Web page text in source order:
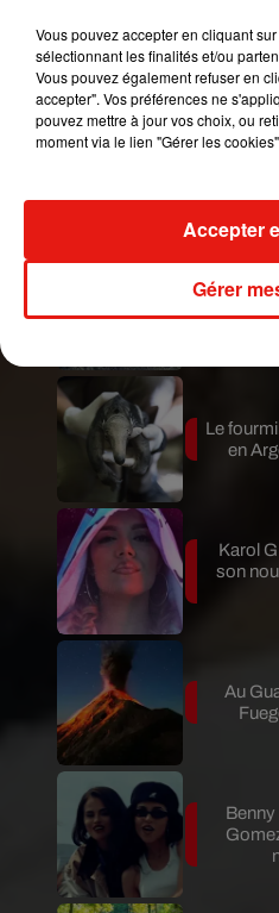
Une publication partagée
En quelques heures, la
milliers delikes. L'histoire
lui aussi ri à cette
Mundo Latino
de
Le
en
Karol
son
Au
Benny
Vous pouvez accepter en cliquant
sélectionnant les finalités et/ou
Vous pouvez également refuser en
accepter". Vos préférences ne
pouvez mettre à jour vos choix, ou
moment via le lien "Gérer les
Gérer
Accepter